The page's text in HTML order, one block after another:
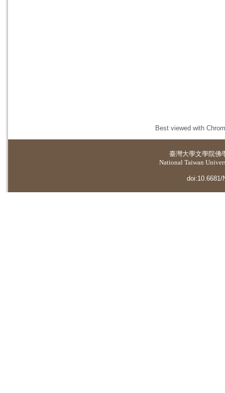
Best viewed with
臺灣大學文學院佛
National Taiwan
doi:10.6681/